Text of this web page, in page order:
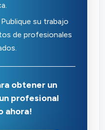
su trabajo
de profesionales
obtener un
profesional
ahora!